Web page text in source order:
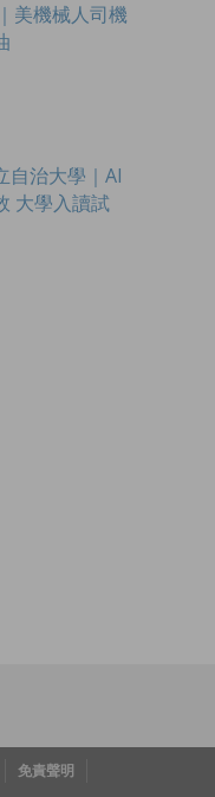
美機械人司機
自治大學｜AI
大學入讀試
免責聲明